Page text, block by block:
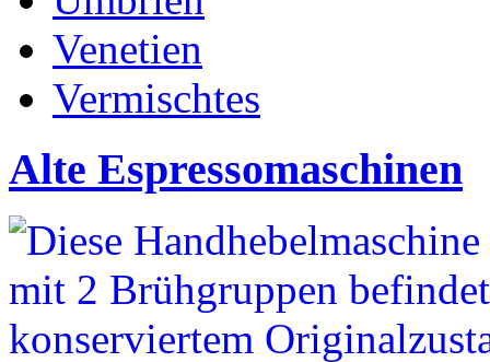
Venetien
Vermischtes
Alte Espressomaschinen